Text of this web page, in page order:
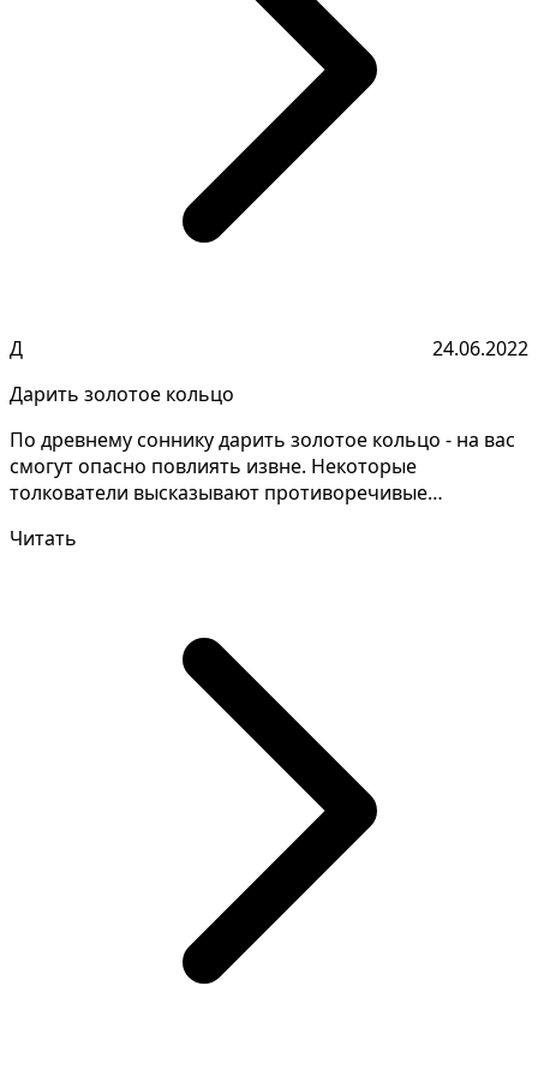
Д
24.06.2022
Дарить золотое кольцо
По древнему соннику дарить золотое кольцо - на вас
смогут опасно повлиять извне. Некоторые
толкователи высказывают противоречивые
Читать